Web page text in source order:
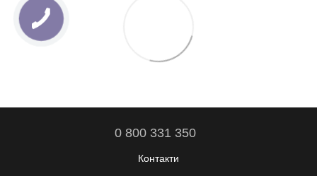
0 800 331 350
Контакти